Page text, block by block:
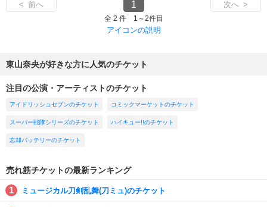
< 前へ 1 次へ >
全 2 件 1～2件目
アイコンの説明
東山奈央が好きな方に人気のチケット
注目の公演・アーティストのチケット
アイドリッシュセブンのチケット コミックマーケットのチケット
スーパー戦隊シリーズのチケット ハイキュー!!のチケット
忘却バッテリーのチケット
売れ筋チケットの最新ランキング
ミュージカル刀剣乱舞(刀ミュ)のチケット